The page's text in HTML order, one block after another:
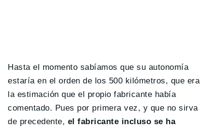
Hasta el momento sabíamos que su autonomía
estaría en el orden de los 500 kilómetros, que era
la estimación que el propio fabricante había
comentado. Pues por primera vez, y que no sirva
de precedente, el fabricante incluso se ha